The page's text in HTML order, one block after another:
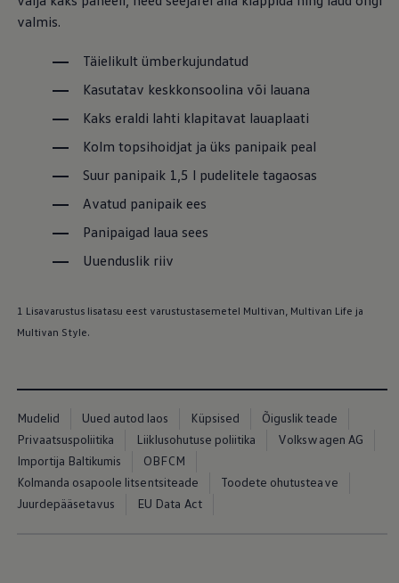
Takata turvapadja ohutusalane tagasikutsumine
valmis.
Täielikult ümberkujundatud
Kasutatav keskkonsoolina või lauana
Kaks eraldi lahti klapitavat lauaplaati
Kolm topsihoidjat ja üks panipaik peal
Suur panipaik 1,5 l pudelitele tagaosas
Avatud panipaik ees
Panipaigad laua sees
Uuenduslik riiv
1 Lisavarustus lisatasu eest varustustasemetel Multivan, Multivan Life ja
Multivan Style.
Mudelid Uued autod laos Küpsised
Õiguslik teade
Privaatsuspoliitika
Liiklusohutuse poliitika
Volkswagen AG
Importija Baltikumis
OBFCM
Kolmanda osapoole litsentsiteade
Toodete ohutusteave
Juurdepääsetavus
EU Data Act